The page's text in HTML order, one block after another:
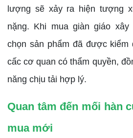
lượng sẽ xảy ra hiện tượng
nặng. Khi mua giàn giáo
chọn sản phẩm đã được
cấc cơ quan có thẩm quyền,
năng chịu tải hợp lý.
Quan tâm đến mối hàn
mua mới